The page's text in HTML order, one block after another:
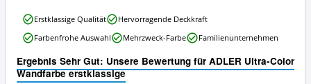
erhältlich?
Ergebnis Sehr Gut: Unsere Bewertung für ADLER Ultra-Color
Wandfarbe erstklassige
ADLER
Ultra-
Color
erstklassige
Vorteile:
Erstklassige Qualität
Hervorragende Deckkraft
Farbenfrohe Auswahl
Mehrzweck-Farbe Familienunternehmen